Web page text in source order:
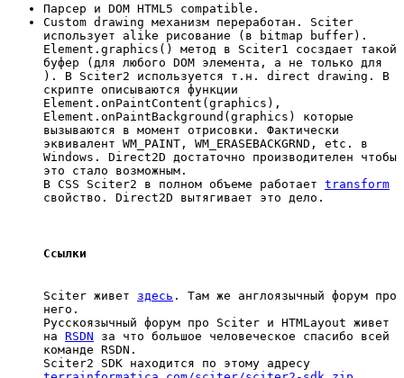
Парсер и DOM HTML5 compatible.
Custom drawing механизм переработан. Sciter
использует alike рисование (в bitmap buffer).
Element.graphics() метод в Sciter1 сосздает такой
буфер (для любого DOM элемента, а не только для
). В Sciter2 используется т.н. direct drawing. В
скрипте описываются функции
Element.onPaintContent(graphics) ,
Element.onPaintBackground(graphics) которые
вызываются в момент отрисовки. Фактически
эквивалент WM_PAINT, WM_ERASEBACKGRND, etc. в
Windows. Direct2D достаточно производителен чтобы
это стало возможным.
В CSS Sciter2 в полном объеме работает transform
свойство. Direct2D вытягивает это дело.
Ссылки
Sciter живет здесь . Там же англоязычный форум про
него.
Русскоязычный форум про Sciter и HTMLayout живет
на RSDN за что большое человеческое спасибо всей
команде RSDN.
Sciter2 SDK находится по этому адресу